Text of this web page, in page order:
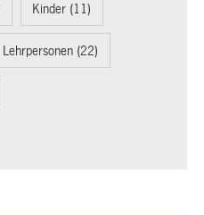
Kinder (11)
Lehrpersonen (22)